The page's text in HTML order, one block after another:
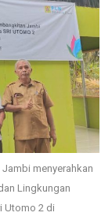
menyerahkan
Lingkungan
Utomo 2 di